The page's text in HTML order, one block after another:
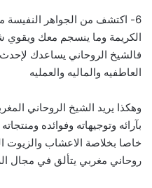
6- اكتشف من الجواهر النفيسة
الكريمة وما ينسجم معك ويقوي
فالشيخ الروحاني يساعدك لإحدث
العاطفيه والماليه والعمليه
وهكذا يريد الشيخ الروحاني
بآرائه وتوجيهاته وفوائده
خاصا بخلاصة الاعشاب والزيوت
روحاني مغربي يتألق في مجال